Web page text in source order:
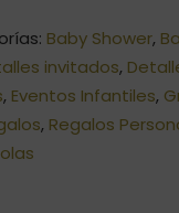
1,50€
Baby Shower,
invitados,
, Eventos Infantiles,
, Regalos